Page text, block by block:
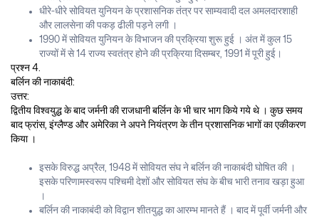
धीरे-धीरे सोवियत युनियन के प्रशासनिक तंत्र पर साम्यवादी दल अमलदारशाही
और लालसेना की पकड़ ढीली पड़ने लगी ।
1990 में सोवियत युनियन के विभाजन की प्रक्रिया शुरू हुई । अंत में कुल 15
राज्यों में से 14 राज्य स्वतंत्र होने की प्रक्रिया दिसम्बर, 1991 में पूरी हुई।
प्रश्न 4.
बर्लिन की नाकाबंदी:
उत्तर:
द्वितीय विश्वयुद्ध के बाद जर्मनी की राजधानी बर्लिन के भी चार भाग किये गये थे । कुछ समय
बाद फ्रांस, इंग्लैण्ड और अमेरिका ने अपने नियंत्रण के तीन प्रशासनिक भागों का एकीकरण
किया ।
इसके विरुद्ध अप्रैल, 1948 में सोवियत संघ ने बर्लिन की नाकाबंदी घोषित की ।
इसके परिणामस्वरूप पश्चिमी देशों और सोवियत संघ के बीच भारी तनाव खड़ा हुआ
।
बर्लिन की नाकाबंदी को विद्वान शीतयुद्ध का आरम्भ मानते हैं । बाद में पूर्वी जर्मनी और